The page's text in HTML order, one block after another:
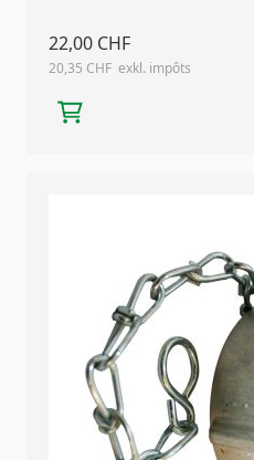
22,00 CHF
20,35 CHF